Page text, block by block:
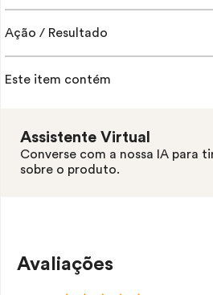
Ação / Resultado
Este item contém
Assistente Virtual
Converse com a nossa IA para
sobre o produto.
Avaliações